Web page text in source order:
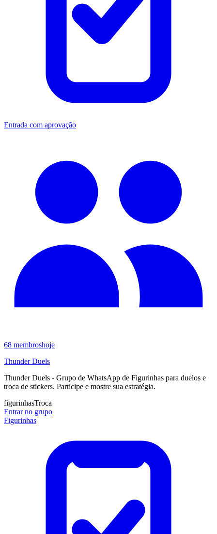
Entrada com aprovação
68 membroshoje
Thunder Duels
Thunder Duels - Grupo de WhatsApp de Figurinhas para duelos e
troca de stickers. Participe e mostre sua estratégia.
figurinhasTroca
Entrar no grupo
Figurinhas